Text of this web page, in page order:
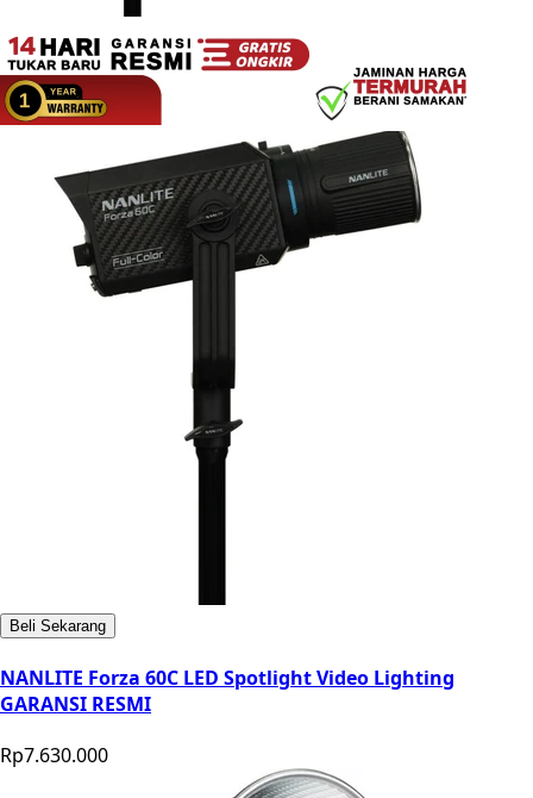
Beli Sekarang
NANLITE Forza 60C LED Spotlight Video Lighting
GARANSI RESMI
Rp7.630.000